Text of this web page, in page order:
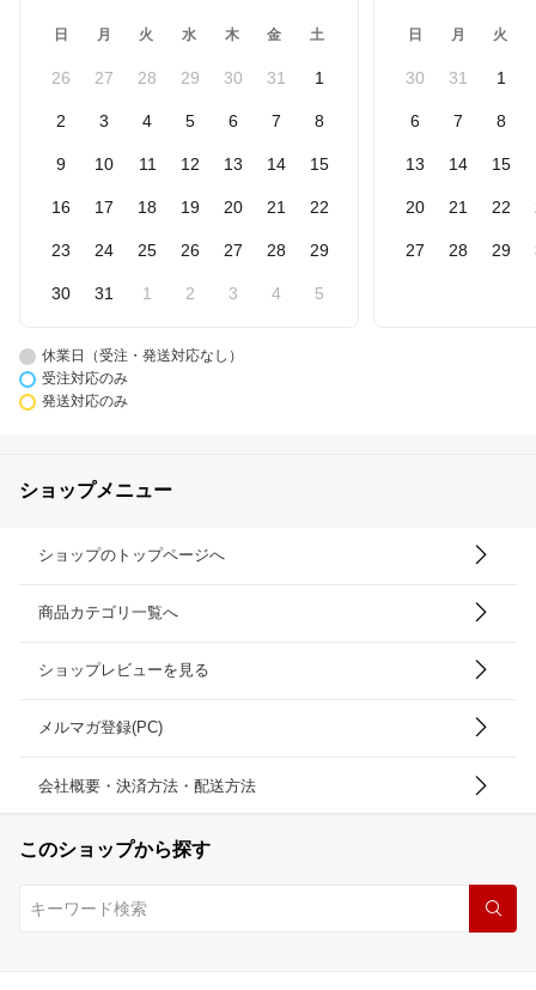
日 月 火 水 木 金 土
26 27 28 29 30 31 1
2 3 4 5 6 7 8
9 10 11 12 13 14 15
16 17 18 19 20 21 22
23 24 25 26 27 28 29
30 31 1 2 3 4 5
日 月 火
30 31 1
6 7 8
13 14 15
20 21 22
27 28 29
休業日（受注・発送対応なし）
受注対応のみ
発送対応のみ
ショップメニュー
ショップのトップページへ
商品カテゴリ一覧へ
ショップレビューを見る
メルマガ登録(PC)
会社概要・決済方法・配送方法
このショップから探す